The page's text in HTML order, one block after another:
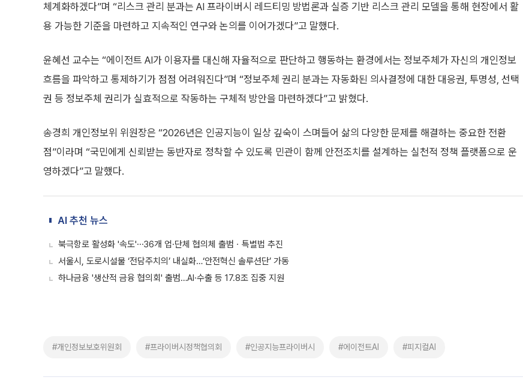
체계화하겠다”며 “리스크 관리 분과는 AI 프라이버시 레드티밍 방법론과 실증 기반 리스크 관리 모델을 통해 현장에서 활
용 가능한 기준을 마련하고 지속적인 연구와 논의를 이어가겠다”고 말했다.
윤혜선 교수는 “에이전트 AI가 이용자를 대신해 자율적으로 판단하고 행동하는 환경에서는 정보주체가 자신의 개인정보
흐름을 파악하고 통제하기가 점점 어려워진다”며 “정보주체 권리 분과는 자동화된 의사결정에 대한 대응권, 투명성, 선택
권 등 정보주체 권리가 실효적으로 작동하는 구체적 방안을 마련하겠다”고 밝혔다.
송경희 개인정보위 위원장은 “2026년은 인공지능이 일상 깊숙이 스며들어 삶의 다양한 문제를 해결하는 중요한 전환
점”이라며 “국민에게 신뢰받는 동반자로 정착할 수 있도록 민관이 함께 안전조치를 설계하는 실천적 정책 플랫폼으로 운
영하겠다”고 말했다.
AI 추천 뉴스
북극항로 활성화 '속도'⋯36개 업·단체 협의체 출범ㆍ특별법 추진
서울시, 도로시설물 ‘전담주치의’ 내실화…‘안전혁신 솔루션단’ 가동
하나금융 '생산적 금융 협의회' 출범…AI·수출 등 17.8조 집중 지원
#개인정보보호위원회 #프라이버시정책협의회 #인공지능프라이버시 #에이전트AI #피지컬AI